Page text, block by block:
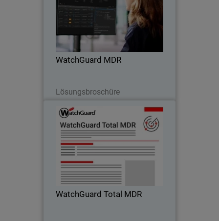
WatchGuard MDR
Lösungsbroschüre
WatchGuard MDR ist ein Fully Managed
Service, der rund um die Uhr
Bedrohungen aus Endpunkt-,
Identitäts-, Netzwerk- und cloud-Daten
herausfiltert und stoppt
Thumbnail
WatchGuard Total MDR
WatchGuard Total MDR
Body
WatchGuard Total MDR erkennt und
bekämpft rund um die Uhr
Bedrohungen für unsere Endpunkt-,
Netzwerk- und Identitätslösungen
sowie Cloud-Lösungen von